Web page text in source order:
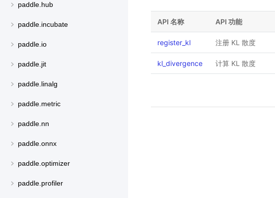
paddle.hub
paddle.incubate
paddle.io
paddle.jit
paddle.linalg
paddle.metric
paddle.nn
paddle.onnx
paddle.optimizer
paddle.profiler
API 名称 API 功能
register_kl 注册 KL 散度
kl_divergence 计算 KL 散度